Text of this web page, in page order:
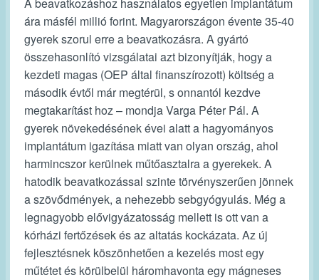
ára másfél millió forint. Magyarországon évente 35-40
gyerek szorul erre a beavatkozásra. A gyártó
összehasonlító vizsgálatai azt bizonyítják, hogy a
kezdeti magas (OEP által finanszírozott) költség a
második évtől már megtérül, s onnantól kezdve
megtakarítást hoz – mondja Varga Péter Pál. A
gyerek növekedésének évei alatt a hagyományos
implantátum igazítása miatt van olyan ország, ahol
harmincszor kerülnek műtőasztalra a gyerekek. A
hatodik beavatkozással szinte törvényszerűen jönnek
a szövődmények, a nehezebb sebgyógyulás. Még a
legnagyobb elővigyázatosság mellett is ott van a
kórházi fertőzések és az altatás kockázata. Az új
fejlesztésnek köszönhetően a kezelés most egy
műtétet és körülbelül háromhavonta egy mágneses